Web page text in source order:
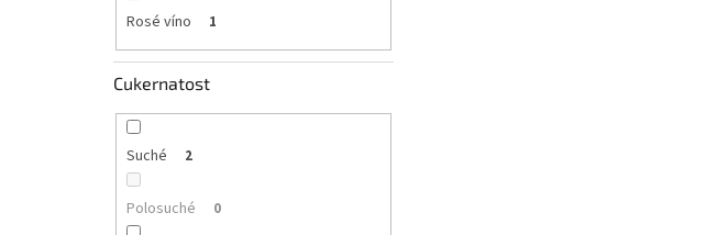
Rosé víno 1
Cukernatost
Suché 2
Polosuché 0